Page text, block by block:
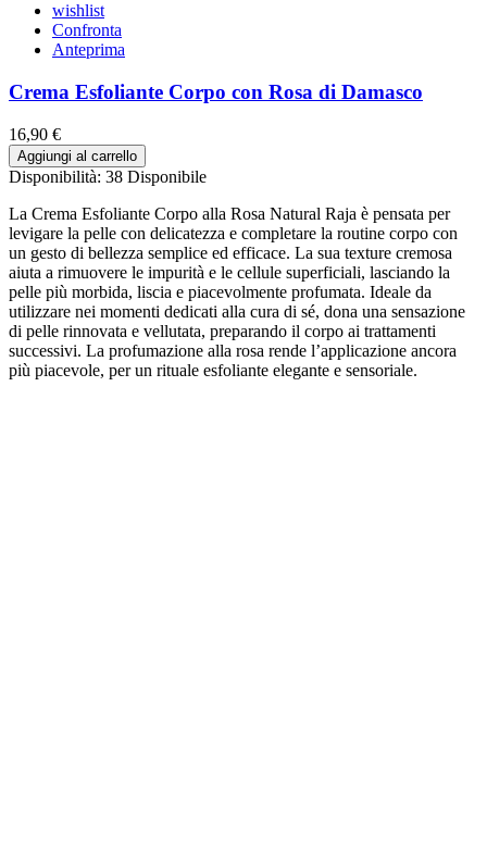
wishlist
Confronta
Anteprima
Crema Esfoliante Corpo con Rosa di Damasco
16,90 €
Aggiungi al carrello
Disponibilità: 38 Disponibile
La Crema Esfoliante Corpo alla Rosa Natural Raja è pensata per
levigare la pelle con delicatezza e completare la routine corpo con
un gesto di bellezza semplice ed efficace. La sua texture cremosa
aiuta a rimuovere le impurità e le cellule superficiali, lasciando la
pelle più morbida, liscia e piacevolmente profumata. Ideale da
utilizzare nei momenti dedicati alla cura di sé, dona una sensazione
di pelle rinnovata e vellutata, preparando il corpo ai trattamenti
successivi. La profumazione alla rosa rende l’applicazione ancora
più piacevole, per un rituale esfoliante elegante e sensoriale.